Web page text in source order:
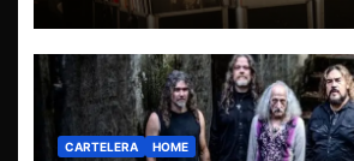
CARTELERA HOME